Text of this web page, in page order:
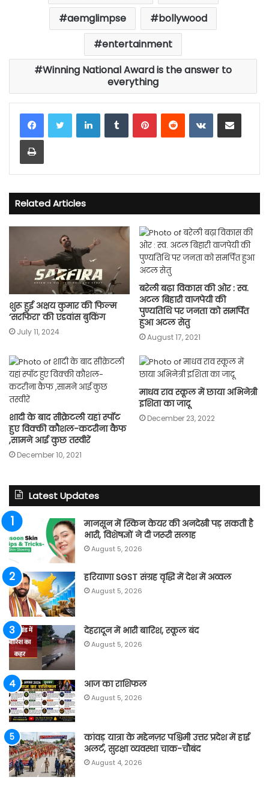
aemglimpse
bollywood
entertainment
Winning National Award is the answer to
everything
LinkedInTumblrPinterestReddit VKontakteShare via Email
Print
Related Articles
शुरू हुई अक्षय कुमार की फिल्म
‘सरफिरा’ की एडवांस बुकिंग
July 11, 2024
बरेली बढ़ा विकास की ओर : स्व.
अटल बिहारी वाजपेयी की
पुण्यतिथि पर जनता को समर्पित
हुआ अटल सेतु
August 17, 2021
शादी के बाद सीक्रेटली यहां स्पॉट
हुए विक्की कौशल-कटरीना कैफ
,सामने आई कुछ तस्वीरें
December 10, 2021
माधव राव स्कूल में छाया अभिनेत्री
इशिता का जादू
December 23, 2022
Latest Updates
मानसून में स्किन केयर की अनदेखी पड़ सकती है
भारी, विशेषज्ञों ने दी जरूरी सलाह
August 5, 2026
हरियाणा SGST संग्रह वृद्धि में देश में अव्वल
August 5, 2026
देहरादून में भारी बारिश, स्कूल बंद
August 5, 2026
आज का राशिफल
August 5, 2026
कांवड़ यात्रा के मद्देनज़र पश्चिमी उत्तर प्रदेश में हाई
अलर्ट, सुरक्षा व्यवस्था चाक-चौबंद
August 4, 2026